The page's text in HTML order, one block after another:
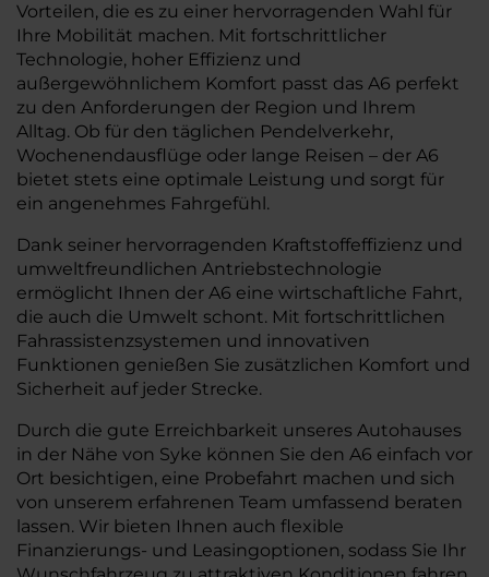
Vorteilen, die es zu einer hervorragenden Wahl für
Ihre Mobilität machen. Mit fortschrittlicher
Technologie, hoher Effizienz und
außergewöhnlichem Komfort passt das A6 perfekt
zu den Anforderungen der Region und Ihrem
Alltag. Ob für den täglichen Pendelverkehr,
Wochenendausflüge oder lange Reisen – der A6
bietet stets eine optimale Leistung und sorgt für
ein angenehmes Fahrgefühl.
Dank seiner hervorragenden Kraftstoffeffizienz und
umweltfreundlichen Antriebstechnologie
ermöglicht Ihnen der A6 eine wirtschaftliche Fahrt,
die auch die Umwelt schont. Mit fortschrittlichen
Fahrassistenzsystemen und innovativen
Funktionen genießen Sie zusätzlichen Komfort und
Sicherheit auf jeder Strecke.
Durch die gute Erreichbarkeit unseres Autohauses
in der Nähe von Syke können Sie den A6 einfach vor
Ort besichtigen, eine Probefahrt machen und sich
von unserem erfahrenen Team umfassend beraten
lassen. Wir bieten Ihnen auch flexible
Finanzierungs- und Leasingoptionen, sodass Sie Ihr